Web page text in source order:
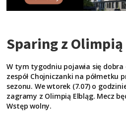
Sparing z
W tym tygodniu pojawia się dobra
zespół Chojniczanki na półmetku
sezonu. We wtorek (7.07) o
zagramy z Olimpią Elbląg. Mecz
Wstęp wolny.